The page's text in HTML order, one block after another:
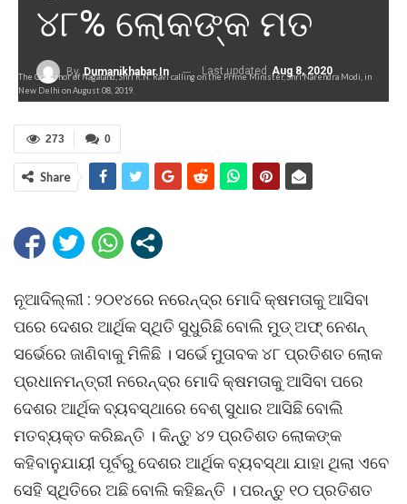
୪୮% ଲୋକଙ୍କ ମତ
By Dumanikhabar.in Last updated Aug 8, 2020
The Governor of Nagaland, Shri R.N. Ravi calling on the Prime Minister, Shri Narendra Modi, in
New Delhi on August 08, 2019.
0
273
Share
ନୂଆଦିଲ୍ଲୀ : ୨୦୧୪ରେ ନରେନ୍ଦ୍ର ମୋଦି କ୍ଷମତାକୁ ଆସିବା
ପରେ ଦେଶର ଆର୍ଥିକ ସ୍ଥିତି ସୁଧୁରିଛି ବୋଲି ମୁଡ୍ ଅଫ୍ ନେଶନ୍
ସର୍ଭେରେ ଜାଣିବାକୁ ମିଳିଛି । ସର୍ଭେ ମୁତାବକ ୪୮ ପ୍ରତିଶତ ଲୋକ
ପ୍ରଧାନମନ୍ତ୍ରୀ ନରେନ୍ଦ୍ର ମୋଦି କ୍ଷମତାକୁ ଆସିବା ପରେ
ଦେଶର ଆର୍ଥିକ ବ୍ୟବସ୍ଥାରେ ବେଶ୍ ସୁଧାର ଆସିଛି ବୋଲି
ମତବ୍ୟକ୍ତ କରିଛନ୍ତି । କିନ୍ତୁ ୪୨ ପ୍ରତିଶତ ଲୋକଙ୍କ
କହିବାନୁଯାୟୀ ପୂର୍ବରୁ ଦେଶର ଆର୍ଥିକ ବ୍ୟବସ୍ଥା ଯାହା ଥିଲା ଏବେ
ସେହି ସ୍ଥିତିରେ ଅଛି ବୋଲି କହିଛନ୍ତି । ପରନ୍ତୁ ୧୦ ପ୍ରତିଶତ